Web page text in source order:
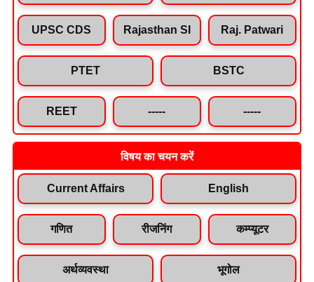
UPSC CDS Rajasthan SI Raj. Patwari
PTET BSTC
REET ----- -----
विषय का चयन करें
Current Affairs English
गणित रीजनिंग कम्प्यूटर
अर्थव्यवस्था भूगोल